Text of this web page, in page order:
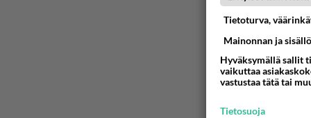
Tietoturva,
Mainonnan ja
Hyväksymällä sallit
vaikuttaa
vastustaa tätä tai
Tietosuoja